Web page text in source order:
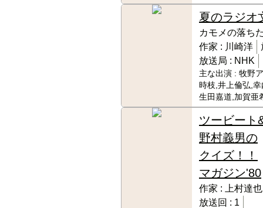
夏のラジオ
カモメの落ち
作家 : 川崎洋
放送局 : NHK
主な出演 : 牧野
時枝,井上倫弘,
生田嘉道,加賀亜
ツービート
野村義男の
クイズ！！
マガジン'80
作家 :
上村達
放送回 : 1